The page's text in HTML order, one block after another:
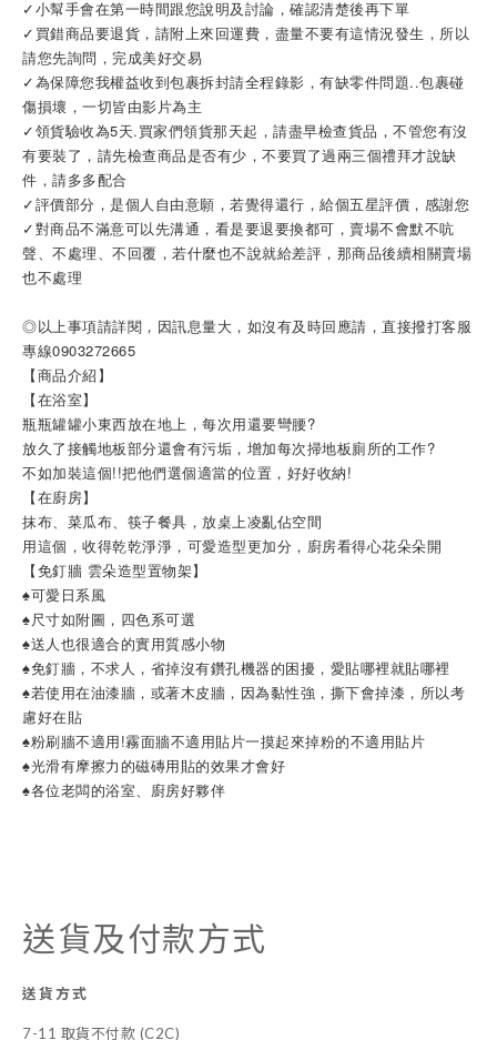
✓小幫手會在第一時間跟您說明及討論，確認清楚後再下單
✓買錯商品要退貨，請附上來回運費，盡量不要有這情況發生，所以
請您先詢問，完成美好交易
✓為保障您我權益收到包裹拆封請全程錄影，有缺零件問題..包裹碰
傷損壞，一切皆由影片為主
✓領貨驗收為5天.買家們領貨那天起，請盡早檢查貨品，不管您有沒
有要裝了，請先檢查商品是否有少，不要買了過兩三個禮拜才說缺
件，請多多配合
✓評價部分，是個人自由意願，若覺得還行，給個五星評價，感謝您
✓對商品不滿意可以先溝通，看是要退要換都可，賣場不會默不吭
聲、不處理、不回覆，若什麼也不說就給差評，那商品後續相關賣場
也不處理
◎以上事項請詳閱，因訊息量大，如沒有及時回應請，直接撥打客服
專線0903272665
【商品介紹】
【在浴室】
瓶瓶罐罐小東西放在地上，每次用還要彎腰?
放久了接觸地板部分還會有污垢，增加每次掃地板廁所的工作?
不如加裝這個!!把他們選個適當的位置，好好收納!
【在廚房】
抹布、菜瓜布、筷子餐具，放桌上凌亂佔空間
用這個，收得乾乾淨淨，可愛造型更加分，廚房看得心花朵朵開
【免釘牆 雲朵造型置物架】
♠可愛日系風
♠尺寸如附圖，四色系可選
♠送人也很適合的實用質感小物
♠免釘牆，不求人，省掉沒有鑽孔機器的困擾，愛貼哪裡就貼哪裡
♠若使用在油漆牆，或著木皮牆，因為黏性強，撕下會掉漆，所以考
慮好在貼
♠粉刷牆不適用!霧面牆不適用貼片一摸起來掉粉的不適用貼片
♠光滑有摩擦力的磁磚用貼的效果才會好
♠各位老闆的浴室、廚房好夥伴
送貨及付款方式
送貨方式
7-11 取貨不付款 (C2C)